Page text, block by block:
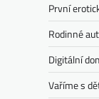
První
Rodinné
Digitální
Vaříme s